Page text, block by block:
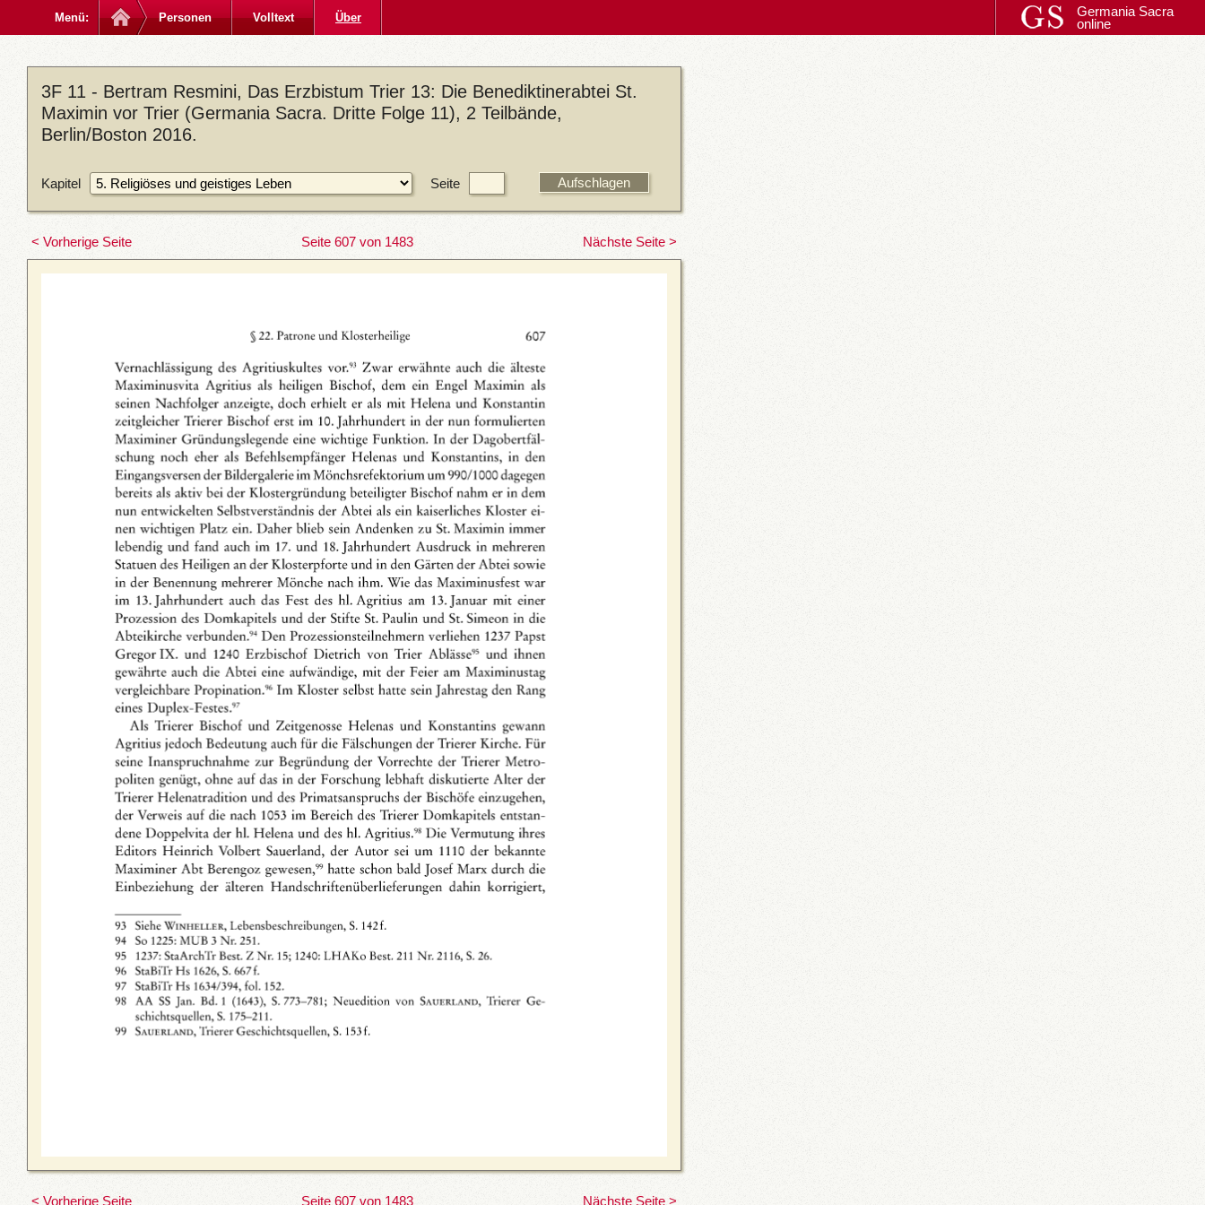
Menü: Personen Volltext Über
Germania Sacra
online
3F 11 - Bertram Resmini, Das Erzbistum Trier 13: Die Benediktinerabtei St.
Maximin vor Trier (Germania Sacra. Dritte Folge 11), 2 Teilbände,
Berlin/Boston 2016.
Kapitel Seite
< Vorherige Seite Seite 607 von 1483 Nächste Seite >
< Vorherige Seite Seite 607 von 1483 Nächste Seite >